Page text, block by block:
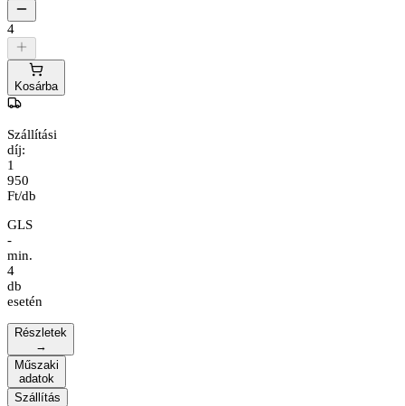
4
Kosárba
Szállítási
díj:
1
950
Ft/db
GLS
-
min.
4
db
esetén
Részletek
→
Műszaki
adatok
Szállítás